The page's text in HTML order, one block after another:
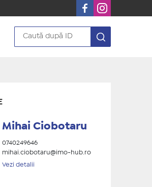
Mihai Ciobotaru
0740249646
mihai.ciobotaru@imo-hub.ro
Vezi detalii